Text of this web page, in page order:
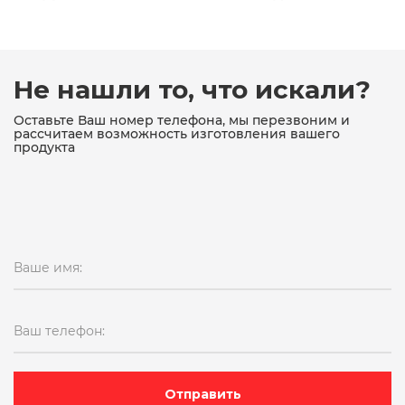
19с76нж поворотный
19ч16бр ДУ150 19ч21бр ду100
19ч21бр ду100 ру16 19ч21бр ду150
19ч21бр ду150 ру16
19ч21бр поворотный однодисковый
Не нашли то, что искали?
Оставьте Ваш номер телефона, мы перезвоним и
рассчитаем возможность изготовления вашего
продукта
Ваше имя:
Ваш телефон:
Отправить